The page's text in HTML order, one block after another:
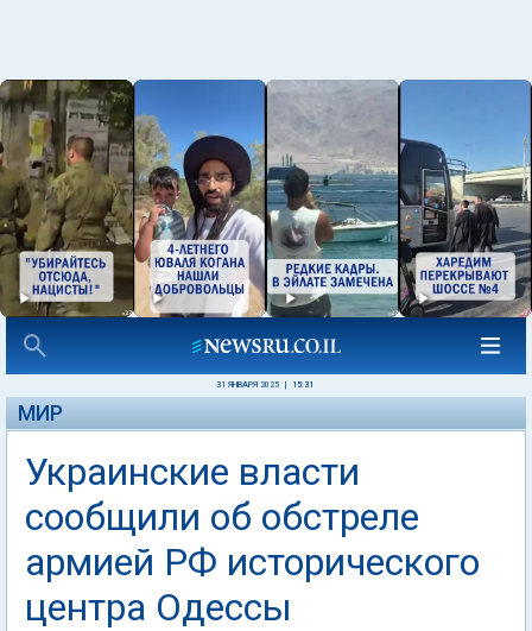
31 ЯНВАРЯ 2025 15:31
МИР
Украинские власти
сообщили об обстреле
армией РФ исторического
центра Одессы